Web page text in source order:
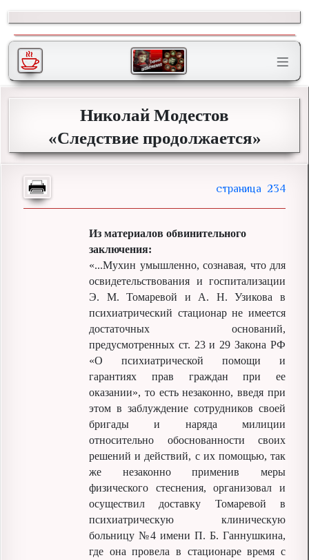
Николай Модестов
«Следствие продолжается»
234
Из материалов обвинительного
заключения:
«...Мухин умышленно, сознавая, что для
освидетельствования и госпитализации
Э. М. Томаревой и А. Н. Узикова в
психиатрический стационар не имеется
достаточных оснований,
предусмотренных ст. 23 и 29 Закона РФ
«О психиатрической помощи и
гарантиях прав граждан при ее
оказании», то есть незаконно, введя при
этом в заблуждение сотрудников своей
бригады и наряда милиции
относительно обоснованности своих
решений и действий, с их помощью, так
же незаконно применив меры
физического стеснения, организовал и
осуществил доставку Томаревой в
психиатрическую клиническую
больницу №4 имени П. Б. Ганнушкина,
где она провела в стационаре время с